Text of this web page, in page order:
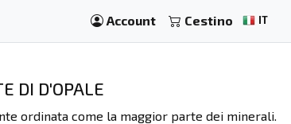
Account Cestino IT
DI D'OPALE
ordinata come la maggior parte dei minerali.